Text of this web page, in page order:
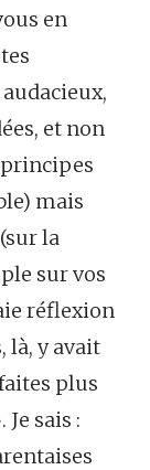
en
et non
principes
mais
la
sur vos
réflexion
là, y avait
plus
sais :